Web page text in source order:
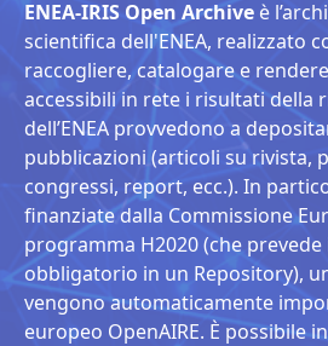
ENEA-IRIS Open Archive è
scientifica dell'ENEA, realizzato
raccogliere, catalogare e
accessibili in rete i risultati della
dell’ENEA provvedono a
pubblicazioni (articoli su rivista,
congressi, report, ecc.). In
finanziate dalla Commissione
programma H2020 (che
obbligatorio in un Repository),
vengono automaticamente
europeo OpenAIRE. È possibile